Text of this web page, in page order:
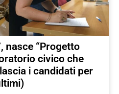
nasce “Progetto
civico che
i candidati per